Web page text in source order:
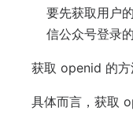
要先获取用户
信公众号登录
获取 openid 的方
具体而言，获取